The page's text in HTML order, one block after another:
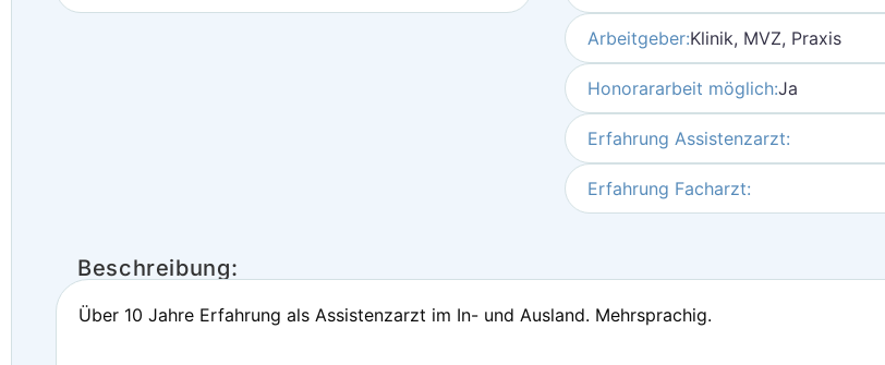
Arbeitgeber:Klinik, MVZ, Praxis
Honorararbeit möglich:Ja
Erfahrung Assistenzarzt:
Erfahrung Facharzt:
Beschreibung:
Über 10 Jahre Erfahrung als Assistenzarzt im In- und Ausland. Mehrsprachig.